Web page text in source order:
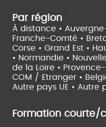
Par région
À distance •
Franche-Comté •
Corse • Grand Est •
• Normandie •
de la Loire •
COM / Etranger •
Autre pays UE • Autre
Formation courte/